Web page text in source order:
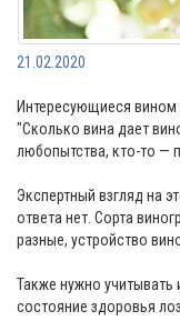
21.02.2020
Интересующиеся
"Сколько вина дает
любопытства, кто-то —
Экспертный взгляд на
ответа нет. Сорта
разные, устройство
Также нужно
состояние здоровья